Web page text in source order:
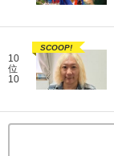
10
位
10
SCOOP!